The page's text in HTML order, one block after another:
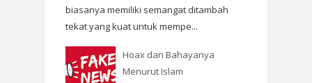
biasanya memiliki semangat ditambah
tekat yang kuat untuk mempe...
Hoax dan Bahayanya
Menurut Islam